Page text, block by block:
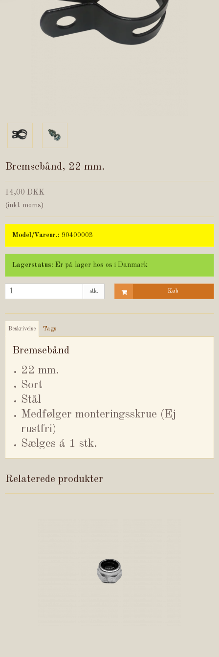
Bremsebånd, 22 mm.
14,00 DKK
(inkl. moms)
Model/Varenr.: 90400003
Lagerstatus: Er på lager hos os i Danmark
stk. Køb
Beskrivelse Tags
Bremsebånd
22 mm.
Sort
Stål
Medfølger monteringsskrue (Ej
rustfri)
Sælges á 1 stk.
Relaterede produkter